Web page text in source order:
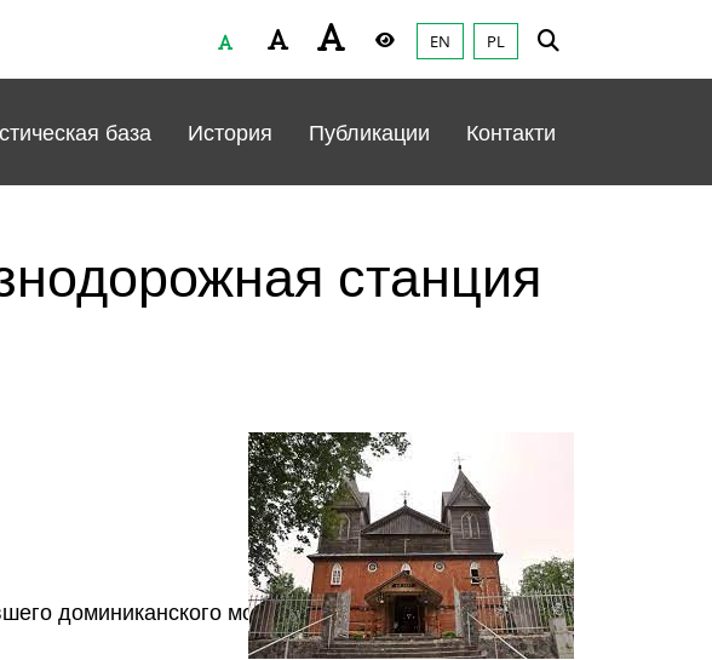
CzcionkaWysoki kontrast
EN PL
база История Публикации Контакти
станция
доминиканского монастыря.